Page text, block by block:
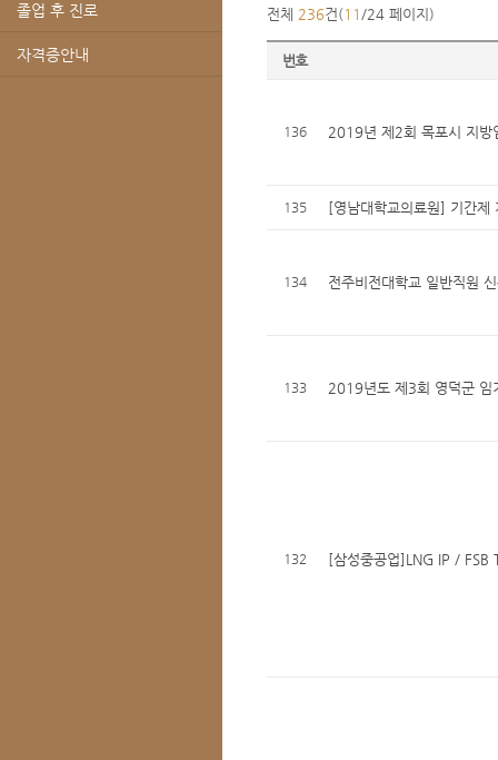
졸업 후 진로
자격증안내
전체 236건(11 /24 페이지)
번호
136 2019년 제2회 목포시 지방
135 [영남대학교의료원] 기간제
134 전주비전대학교 일반직원
133 2019년도 제3회 영덕군 임
132 [삼성중공업]LNG IP / FSB